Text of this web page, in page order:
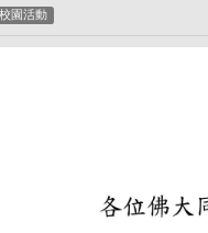
園活動